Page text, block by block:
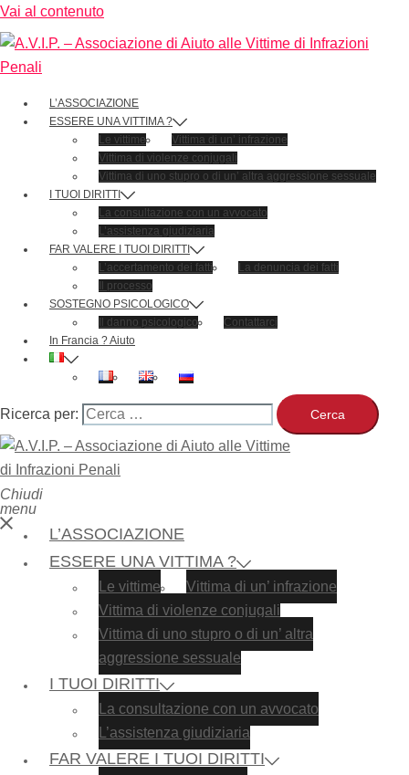
Vai al contenuto
L’ASSOCIAZIONE
ESSERE UNA VITTIMA ?
Le vittime
Vittima di un’ infrazione
Vittima di violenze conjugali
Vittima di uno stupro o di un’ altra aggressione sessuale
I TUOI DIRITTI
La consultazione con un avvocato
L’assistenza giudiziaria
FAR VALERE I TUOI DIRITTI
L’accertamento dei fatti
La denuncia dei fatti
Il processo
SOSTEGNO PSICOLOGICO
Il danno psicologico
Contattarci
In Francia ? Aiuto
Ricerca per:
Chiudi
menu
L’ASSOCIAZIONE
ESSERE UNA VITTIMA ?
Le vittime
Vittima di un’ infrazione
Vittima di violenze conjugali
Vittima di uno stupro o di un’ altra
aggressione sessuale
I TUOI DIRITTI
La consultazione con un avvocato
L’assistenza giudiziaria
FAR VALERE I TUOI DIRITTI